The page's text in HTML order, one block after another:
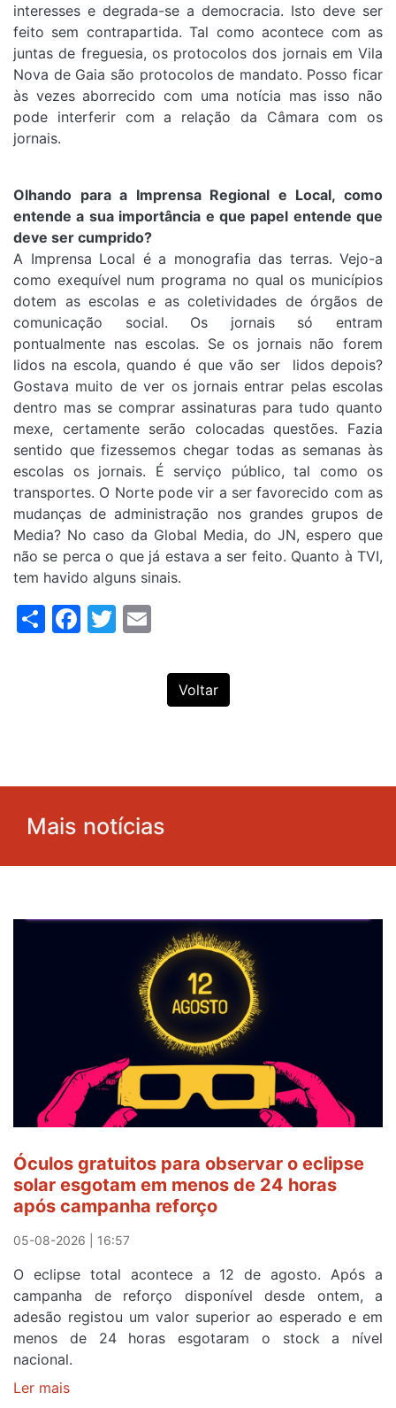
interesses e degrada-se a democracia. Isto deve ser
feito sem contrapartida. Tal como acontece com as
juntas de freguesia, os protocolos dos jornais em Vila
Nova de Gaia são protocolos de mandato. Posso ficar
às vezes aborrecido com uma notícia mas isso não
pode interferir com a relação da Câmara com os
jornais.
Olhando para a Imprensa Regional e Local, como
entende a sua importância e que papel entende que
deve ser cumprido?
A Imprensa Local é a monografia das terras. Vejo-a
como exequível num programa no qual os municípios
dotem as escolas e as coletividades de órgãos de
comunicação social. Os jornais só entram
pontualmente nas escolas. Se os jornais não forem
lidos na escola, quando é que vão ser lidos depois?
Gostava muito de ver os jornais entrar pelas escolas
dentro mas se comprar assinaturas para tudo quanto
mexe, certamente serão colocadas questões. Fazia
sentido que fizessemos chegar todas as semanas às
escolas os jornais. É serviço público, tal como os
transportes. O Norte pode vir a ser favorecido com as
mudanças de administração nos grandes grupos de
Media? No caso da Global Media, do JN, espero que
não se perca o que já estava a ser feito. Quanto à TVI,
tem havido alguns sinais.
ShareFacebook
Twitter
Voltar
Mais notícias
Óculos gratuitos para observar o eclipse
solar esgotam em menos de 24 horas
após campanha reforço
05-08-2026 | 16:57
O eclipse total acontece a 12 de agosto. Após a
campanha de reforço disponível desde ontem, a
adesão registou um valor superior ao esperado e em
menos de 24 horas esgotaram o stock a nível
nacional.
Ler mais